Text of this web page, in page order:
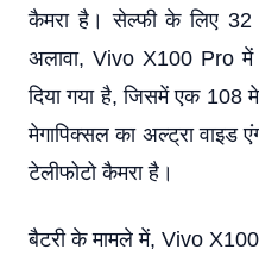
कैमरा है। सेल्फी के लिए 32
अलावा, Vivo X100 Pro में
दिया गया है, जिसमें एक 108
मेगापिक्सल का अल्ट्रा वाइड
टेलीफोटो कैमरा है।
बैटरी के मामले में, Vivo